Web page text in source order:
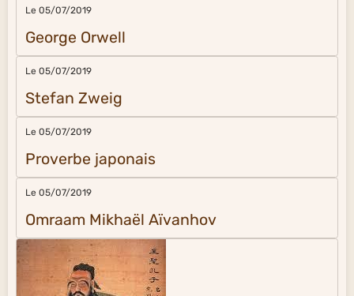
Le 05/07/2019
George Orwell
Le 05/07/2019
Stefan Zweig
Le 05/07/2019
Proverbe japonais
Le 05/07/2019
Omraam Mikhaël Aïvanhov